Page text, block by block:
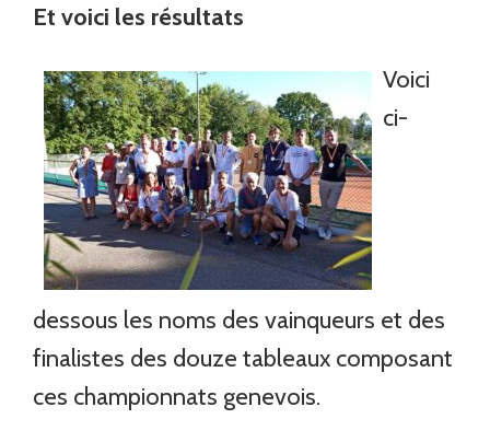
Et voici les résultats
Voici
ci-
dessous les noms des vainqueurs et des
finalistes des douze tableaux composant
ces championnats genevois.